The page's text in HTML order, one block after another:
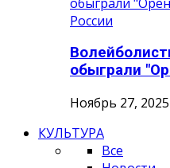
обыграли
Ноябрь 27, 2025
КУЛЬТУРА
Все